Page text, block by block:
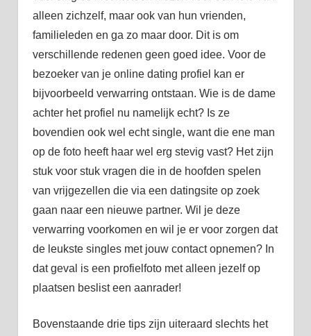
alleen zichzelf, maar ook van hun vrienden,
familieleden en ga zo maar door. Dit is om
verschillende redenen geen goed idee. Voor de
bezoeker van je online dating profiel kan er
bijvoorbeeld verwarring ontstaan. Wie is de dame
achter het profiel nu namelijk echt? Is ze
bovendien ook wel echt single, want die ene man
op de foto heeft haar wel erg stevig vast? Het zijn
stuk voor stuk vragen die in de hoofden spelen
van vrijgezellen die via een datingsite op zoek
gaan naar een nieuwe partner. Wil je deze
verwarring voorkomen en wil je er voor zorgen dat
de leukste singles met jouw contact opnemen? In
dat geval is een profielfoto met alleen jezelf op
plaatsen beslist een aanrader!
Bovenstaande drie tips zijn uiteraard slechts het